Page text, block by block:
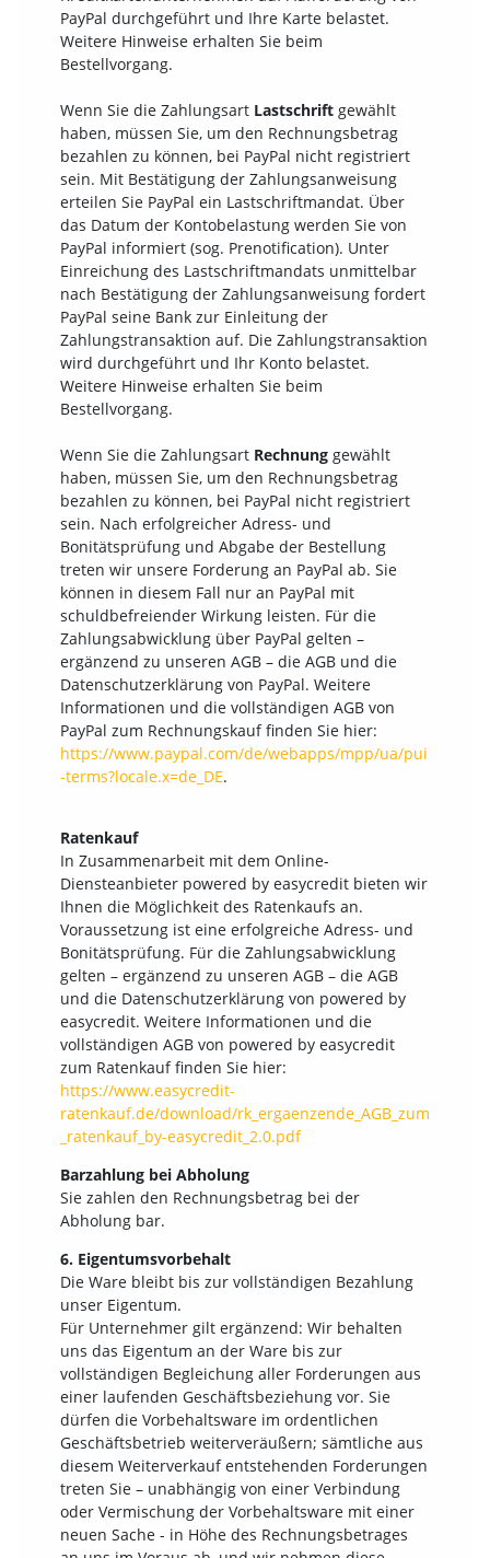
PayPal durchgeführt und Ihre Karte belastet.
Weitere Hinweise erhalten Sie beim
Bestellvorgang.
Wenn Sie die Zahlungsart Lastschrift gewählt
haben, müssen Sie, um den Rechnungsbetrag
bezahlen zu können, bei PayPal nicht registriert
sein. Mit Bestätigung der Zahlungsanweisung
erteilen Sie PayPal ein Lastschriftmandat. Über
das Datum der Kontobelastung werden Sie von
PayPal informiert (sog. Prenotification). Unter
Einreichung des Lastschriftmandats unmittelbar
nach Bestätigung der Zahlungsanweisung fordert
PayPal seine Bank zur Einleitung der
Zahlungstransaktion auf. Die Zahlungstransaktion
wird durchgeführt und Ihr Konto belastet.
Weitere Hinweise erhalten Sie beim
Bestellvorgang.
Wenn Sie die Zahlungsart Rechnung gewählt
haben, müssen Sie, um den Rechnungsbetrag
bezahlen zu können, bei PayPal nicht registriert
sein. Nach erfolgreicher Adress- und
Bonitätsprüfung und Abgabe der Bestellung
treten wir unsere Forderung an PayPal ab. Sie
können in diesem Fall nur an PayPal mit
schuldbefreiender Wirkung leisten. Für die
Zahlungsabwicklung über PayPal gelten –
ergänzend zu unseren AGB – die AGB und die
Datenschutzerklärung von PayPal. Weitere
Informationen und die vollständigen AGB von
PayPal zum Rechnungskauf finden Sie hier:
https://www.paypal.com/de/webapps/mpp/ua/pui
-terms?locale.x=de_DE.
Ratenkauf
In Zusammenarbeit mit dem Online-
Diensteanbieter powered by easycredit bieten wir
Ihnen die Möglichkeit des Ratenkaufs an.
Voraussetzung ist eine erfolgreiche Adress- und
Bonitätsprüfung. Für die Zahlungsabwicklung
gelten – ergänzend zu unseren AGB – die AGB
und die Datenschutzerklärung von powered by
easycredit. Weitere Informationen und die
vollständigen AGB von powered by easycredit
zum Ratenkauf finden Sie hier:
https://www.easycredit-
ratenkauf.de/download/rk_ergaenzende_AGB_zum
_ratenkauf_by-easycredit_2.0.pdf
Barzahlung bei Abholung
Sie zahlen den Rechnungsbetrag bei der
Abholung bar.
6. Eigentumsvorbehalt
Die Ware bleibt bis zur vollständigen Bezahlung
unser Eigentum.
Für Unternehmer gilt ergänzend: Wir behalten
uns das Eigentum an der Ware bis zur
vollständigen Begleichung aller Forderungen aus
einer laufenden Geschäftsbeziehung vor. Sie
dürfen die Vorbehaltsware im ordentlichen
Geschäftsbetrieb weiterveräußern; sämtliche aus
diesem Weiterverkauf entstehenden Forderungen
treten Sie – unabhängig von einer Verbindung
oder Vermischung der Vorbehaltsware mit einer
neuen Sache - in Höhe des Rechnungsbetrages